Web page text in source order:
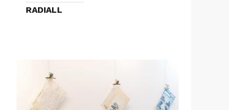
RADIALL